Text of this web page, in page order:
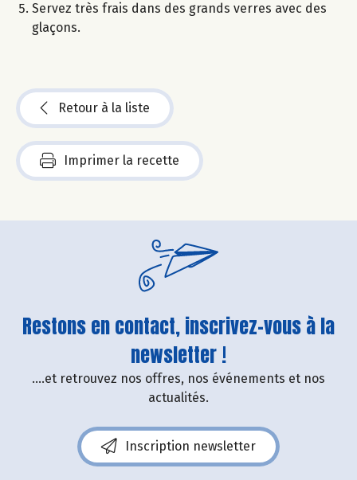
Servez très frais dans des grands verres avec des
glaçons.
Retour à la liste
Imprimer la recette
Restons en contact, inscrivez-vous à la
newsletter !
....et retrouvez nos offres, nos événements et nos
actualités.
Inscription newsletter